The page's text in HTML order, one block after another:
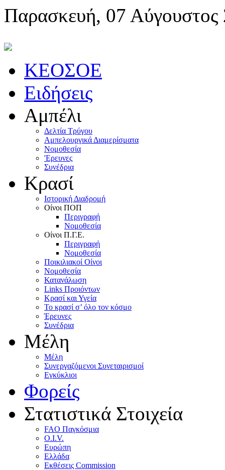
Παρασκευή, 07 Αύγουστος
KEOΣOE
Ειδήσεις
Αμπέλι
Δελτία Τρύγου
Αμπελουργικά Διαμερίσματα
Nομοθεσία
'Eρευνες
Συνέδρια
Κρασί
Iστορική Διαδρομή
Oίνοι ΠOΠ
Περιγραφή
Nομοθεσία
Oίνοι Π.Γ.E.
Περιγραφή
Νομοθεσία
Ποικιλιακοί Oίνοι
Nομοθεσία
Κατανάλωση
Links Προιόντων
Κρασί και Υγεία
To κρασί σ’ όλο τον κόσμο
Έρευνες
Συνέδρια
Μέλη
Mέλη
Συνεργαζόμενοι Συνεταιρισμοί
Εγκύκλιοι
Φορείς
Στατιστικά Στοιχεία
FAO Παγκόσμια
O.I.V.
Ευρώπη
Ελλάδα
Eκθέσεις Commission